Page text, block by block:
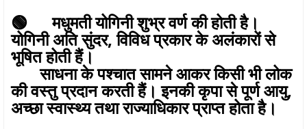
🟢 मधुमती योगिनी शुभ्र वर्ण की होती है।
योगिनी अति सुंदर, विविध प्रकार के अलंकारों से
भूषित होती हैं।
साधना के पश्चात सामने आकर किसी भी लोक
की वस्तु प्रदान करती हैं। इनकी कृपा से पूर्ण आयु,
अच्छा स्वास्थ्य तथा राज्याधिकार प्राप्त होता है।